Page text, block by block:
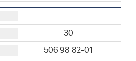
30
506 98 82-01